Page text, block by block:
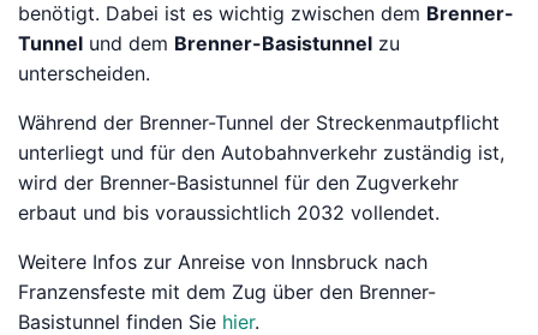
benötigt. Dabei ist es wichtig zwischen dem Brenner-
Tunnel und dem Brenner-Basistunnel zu
unterscheiden.
Während der Brenner-Tunnel der Streckenmautpflicht
unterliegt und für den Autobahnverkehr zuständig ist,
wird der Brenner-Basistunnel für den Zugverkehr
erbaut und bis voraussichtlich 2032 vollendet.
Weitere Infos zur Anreise von Innsbruck nach
Franzensfeste mit dem Zug über den Brenner-
Basistunnel finden Sie hier.